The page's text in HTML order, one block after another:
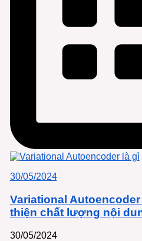
30/05/2024
Variational
thiện chất lượng nội
30/05/2024